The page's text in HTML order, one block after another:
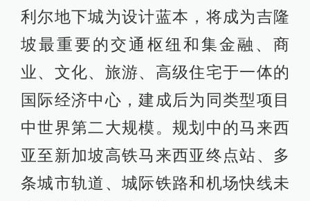
利尔地下城为设计蓝本，将成为吉隆
坡最重要的交通枢纽和集金融、商
业、文化、旅游、高级住宅于一体的
国际经济中心，建成后为同类型项目
中世界第二大规模。规划中的马来西
亚至新加坡高铁马来西亚终点站、多
条城市轨道、城际铁路和机场快线未